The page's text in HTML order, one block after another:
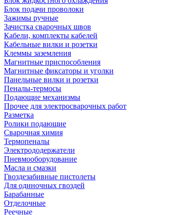
Блок подачи проволоки
Зажимы ручные
Зачистка сварочных швов
Кабели, комплекты кабелей
Кабельные вилки и розетки
Клеммы заземления
Магнитные приспособления
Магнитные фиксаторы и уголки
Панельные вилки и розетки
Пеналы-термосы
Подающие механизмы
Прочее для электросварочных работ
Разметка
Ролики подающие
Сварочная химия
Термопеналы
Электрододержатели
Пневмооборудование
Масла и смазки
Гвоздезабивные пистолеты
Для одиночных гвоздей
Барабанные
Отделочные
Реечные